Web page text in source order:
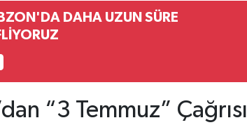
DAHA UZUN SÜRE
“3 Temmuz” Çağrısı